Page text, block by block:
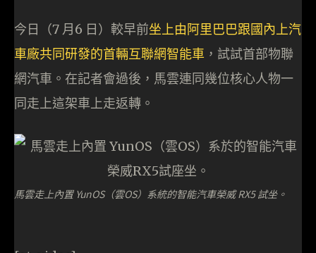
今日（7 月6 日）較早前坐上由阿里巴巴跟國內上汽
車廠共同研發的首輛互聯網智能車 ，試試首部物聯
網汽車。在記者會過後，馬雲連同幾位核心人物一
同走上這架車上走返轉。
馬雲走上內置 YunOS（雲OS）系統的智能汽車榮威 RX5 試坐。